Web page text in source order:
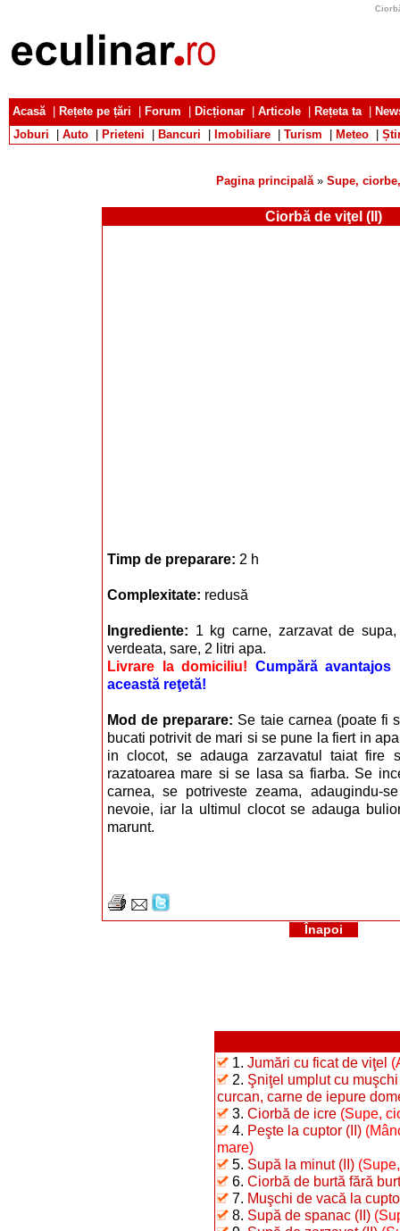
Acasă| Rețete pe țări Forum Dicționar Articole Rețeta ta|
Joburi
Auto Prieteni Bancuri Imobiliare Turism Meteo
Pagina principală» Supe,
Ciorbă de viţel (II)
Timp de preparare: 2 h
Complexitate: redusă
Ingrediente: 1 kg carne, zarzavat de
verdeata, sare, 2 litri apa.
Livrare la domiciliu! Cumpără avantajos
această reţetă!
Mod de preparare: Se taie carnea (poate fi
bucati potrivit de mari si se pune la fiert in
in clocot, se adauga zarzavatul taiat fire
razatoarea mare si se lasa sa fiarba. Se
carnea, se potriveste zeama, adaugindu-
nevoie, iar la ultimul clocot se adauga
marunt.
Înapoi
1. Jumări cu ficat de viţel
2. Şniţel umplut cu
curcan, carne de iepure
3. Ciorbă de icre (Supe,
4. Peşte la cuptor (II)
mare)
5. Supă la minut (II)
6. Ciorbă de burtă fără
7. Muşchi de vacă la
8. Supă de spanac (II)